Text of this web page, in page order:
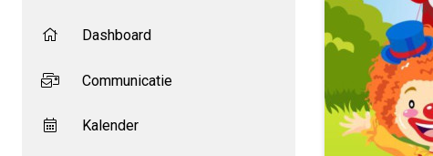
Dashboard
Communicatie
Kalender